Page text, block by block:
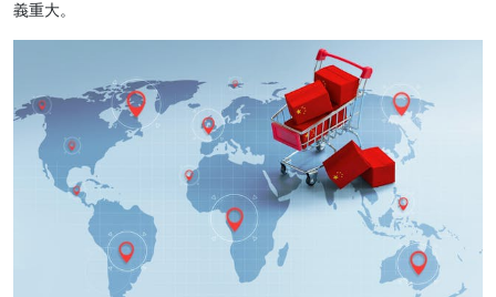
義重大。